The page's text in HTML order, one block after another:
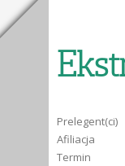
Prelegent(ci)
Afiliacja
Termin